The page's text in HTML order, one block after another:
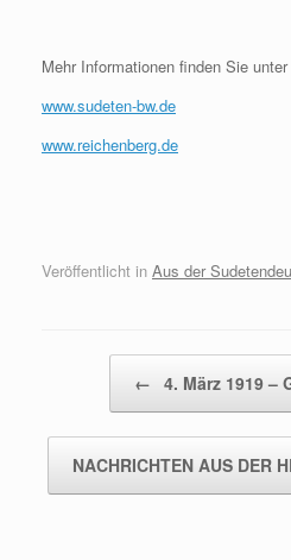
Mehr Informationen finden Sie unter
www.sudeten-bw.de
www.reichenberg.de
Veröffentlicht in Aus der
← 4. März 1919 –
NACHRICHTEN AUS DER